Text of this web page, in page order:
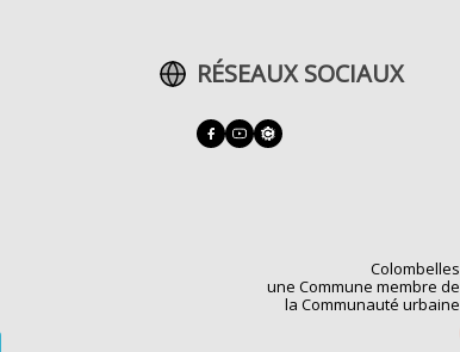
RÉSEAUX SOCIAUX
Colombelles
une Commune membre de
la Communauté urbaine